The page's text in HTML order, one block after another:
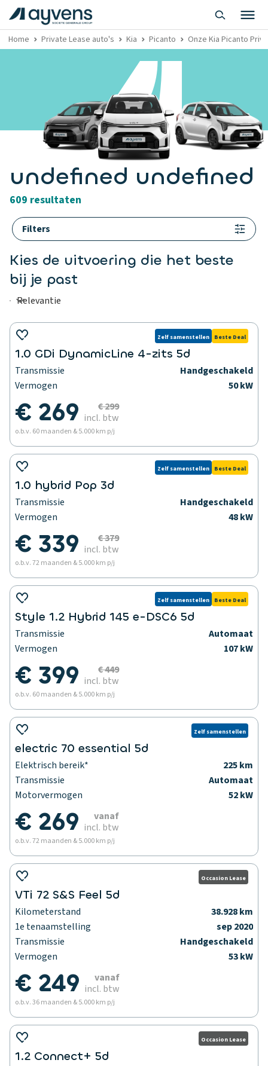
Home Private Lease auto's Kia Picanto Onze Kia Picanto
undefined undefined
609 resultaten
Filters
Kies de uitvoering die het beste
bij je past
Zelf samenstellen Beste Deal
1.0 GDi DynamicLine 4-zits 5d
Transmissie
Handgeschakeld
Vermogen
50 kW
€ 269
€ 299
incl. btw
o.b.v. 60 maanden & 5.000 km p/j
Zelf samenstellen Beste Deal
1.0 hybrid Pop 3d
Transmissie
Handgeschakeld
Vermogen
48 kW
€ 339
€ 379
incl. btw
o.b.v. 72 maanden & 5.000 km p/j
Zelf samenstellen Beste Deal
Style 1.2 Hybrid 145 e-DSC6 5d
Transmissie
Automaat
Vermogen
107 kW
€ 399
€ 449
incl. btw
o.b.v. 60 maanden & 5.000 km p/j
Zelf samenstellen
electric 70 essential 5d
Elektrisch bereik*
225 km
Transmissie
Automaat
Motorvermogen
52 kW
€ 269
vanaf
incl. btw
o.b.v. 72 maanden & 5.000 km p/j
Occasion Lease
VTi 72 S&S Feel 5d
Kilometerstand
38.928 km
1e tenaamstelling
sep 2020
Transmissie
Handgeschakeld
Vermogen
53 kW
€ 249
vanaf
incl. btw
o.b.v. 36 maanden & 5.000 km p/j
Occasion Lease
1.2 Connect+ 5d